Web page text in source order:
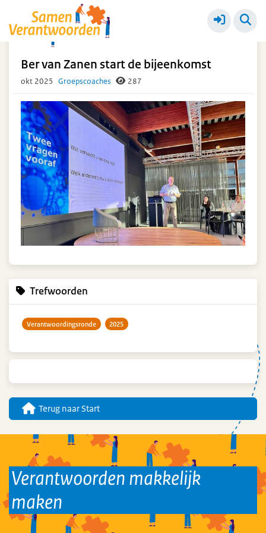
Over Samen Verantwoorden
Ber van Zanen start de bijeenkomst
okt 2025 Groepscoaches 287
Trefwoorden
Verantwoordingsronde 2025
Terug naar Start
Verantwoorden makkelijk
maken